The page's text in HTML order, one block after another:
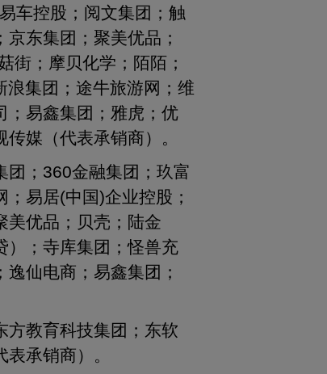
车控股；阅文集团；触
东集团；聚美优品；
街；摩贝化学；陌陌；
浪集团；途牛旅游网；维
；易鑫集团；雅虎；优
媒（代表承销商）。
团；360金融集团；玖富
易居(中国)企业控股；
美优品；贝壳；陆金
）；寺库集团；怪兽充
仙电商；易鑫集团；
方教育科技集团；东软
承销商）。